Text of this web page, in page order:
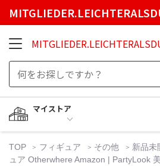
マイストア
TOP フィギュア その他
新品未
ュア Otherwhere Amazon | PartyLook